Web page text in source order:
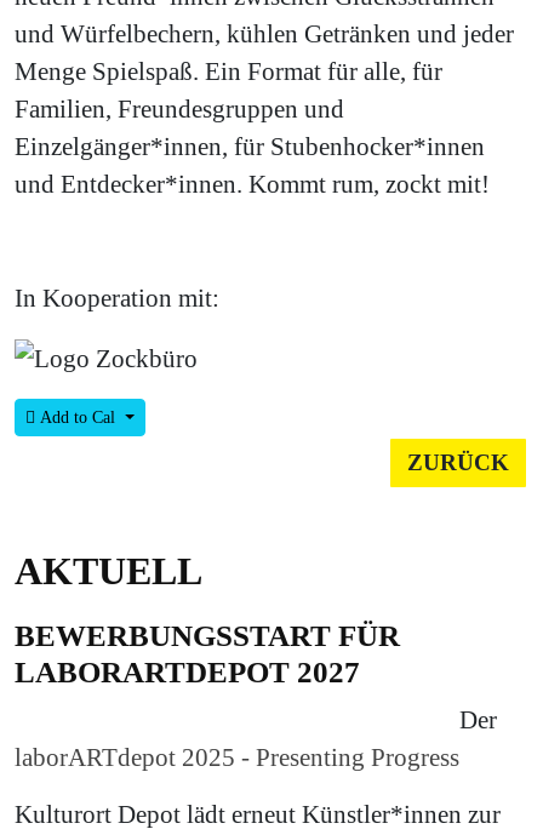
und Würfelbechern, kühlen Getränken und jeder
Menge Spielspaß. Ein Format für alle, für
Familien, Freundesgruppen und
Einzelgänger*innen, für Stubenhocker*innen
und Entdecker*innen. Kommt rum, zockt mit!
In Kooperation mit:
Add to Cal
ZURÜCK
AKTUELL
BEWERBUNGSSTART FÜR
LABORARTDEPOT 2027
laborARTdepot 2025 - Presenting Progress
Der
Kulturort Depot lädt erneut Künstler*innen zur